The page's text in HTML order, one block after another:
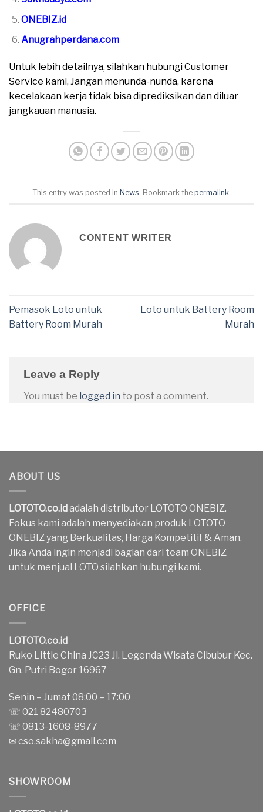
ONEBIZ.id
Anugrahperdana.com
Untuk lebih detailnya, silahkan hubungi Customer
Service kami, Jangan menunda-nunda, karena
kecelakaan kerja tidak bisa diprediksikan dan diluar
jangkauan manusia.
This entry was posted in News. Bookmark the permalink.
CONTENT WRITER
Pemasok Loto untuk
Battery Room Murah
Loto untuk Battery Room
Murah
Leave a Reply
You must be logged in to post a comment.
ABOUT US
LOTOTO.co.id adalah distributor LOTOTO ONEBIZ.
Fokus kami adalah menyediakan produk LOTOTO
ONEBIZ yang Berkualitas, Harga Kompetitif & Aman.
Jika Anda ingin menjadi bagian dari team ONEBIZ
untuk menjual LOTO silahkan hubungi kami.
OFFICE
LOTOTO.co.id
Ruko Little China JC23 Jl. Legenda Wisata Cibubur Kec.
Gn. Putri Bogor 16967
Senin – Jumat 08:00 – 17:00
☏ 021 82480703
☏ 0813-1608-8977
✉cso.sakha@gmail.com
SHOWROOM